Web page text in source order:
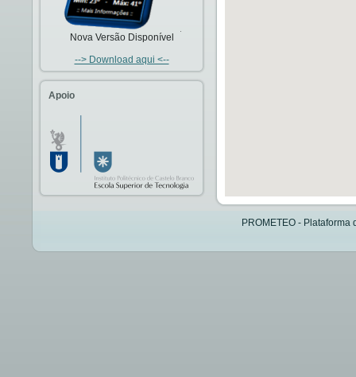
Nova Versão Disponível
--> Download aqui <--
Apoio
PROMETEO -